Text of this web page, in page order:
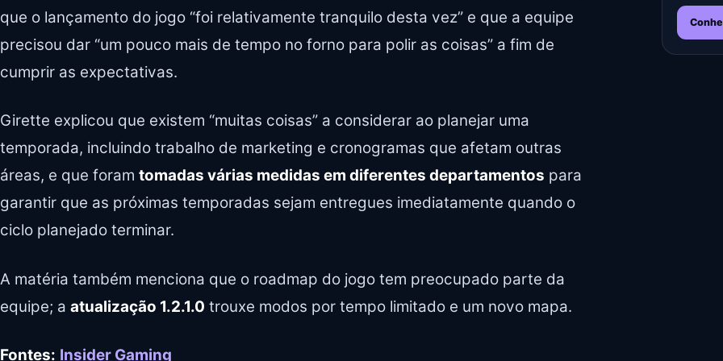
que o lançamento do jogo “foi relativamente tranquilo desta vez” e que a equipe
precisou dar “um pouco mais de tempo no forno para polir as coisas” a fim de
cumprir as expectativas.
Girette explicou que existem “muitas coisas” a considerar ao planejar uma
temporada, incluindo trabalho de marketing e cronogramas que afetam outras
áreas, e que foram tomadas várias medidas em diferentes departamentos para
garantir que as próximas temporadas sejam entregues imediatamente quando o
ciclo planejado terminar.
A matéria também menciona que o roadmap do jogo tem preocupado parte da
equipe; a atualização 1.2.1.0 trouxe modos por tempo limitado e um novo mapa.
Fontes: Insider Gaming